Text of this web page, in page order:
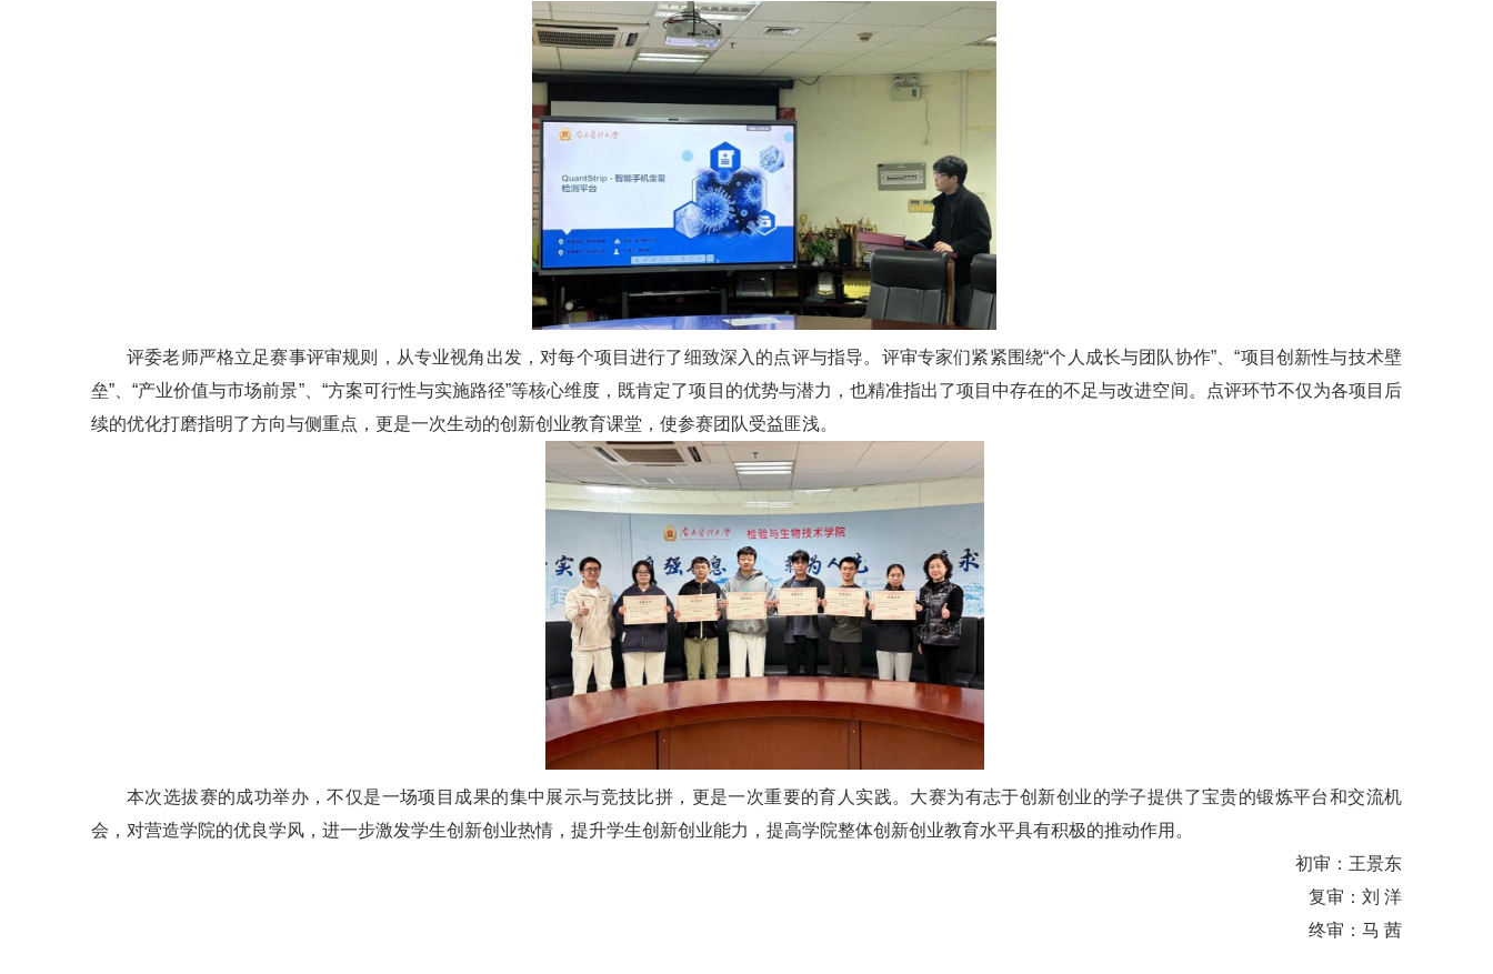
评委老师严格立足赛事评审规则，从专业视角出发，对每个项目进行了细致深入的点评与指导。评审专家们紧紧围绕“个人成长与团队协作”、“项目创新性与技术壁
垒”、“产业价值与市场前景”、“方案可行性与实施路径”等核心维度，既肯定了项目的优势与潜力，也精准指出了项目中存在的不足与改进空间。点评环节不仅为各项目后
续的优化打磨指明了方向与侧重点，更是一次生动的创新创业教育课堂，使参赛团队受益匪浅。
本次选拔赛的成功举办，不仅是一场项目成果的集中展示与竞技比拼，更是一次重要的育人实践。大赛为有志于创新创业的学子提供了宝贵的锻炼平台和交流机
会，对营造学院的优良学风，进一步激发学生创新创业热情，提升学生创新创业能力，提高学院整体创新创业教育水平具有积极的推动作用。
初审：王景东
复审：刘 洋
终审：马 茜